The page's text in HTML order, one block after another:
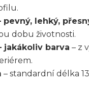
pevný, lehký,
dobu životnosti.
jakákoliv barva – z
– standardní délka